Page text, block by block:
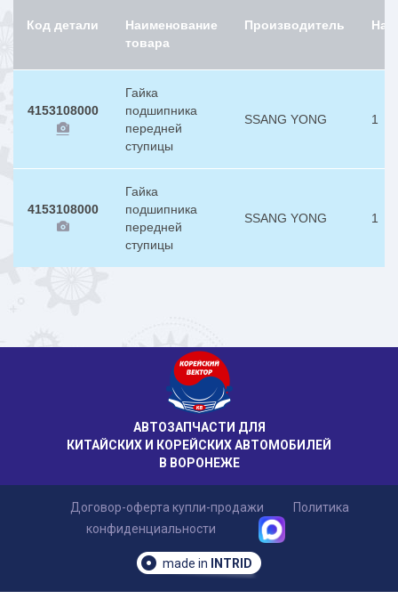
Код детали
Наименование
товара
Производитель
4153108000
Гайка
подшипника
передней
ступицы
SSANG YONG 1
4153108000
Гайка
подшипника
передней
ступицы
SSANG YONG 1
АВТОЗАПЧАСТИ ДЛЯ
КИТАЙСКИХ И КОРЕЙСКИХ АВТОМОБИЛЕЙ
В ВОРОНЕЖЕ
Договор-оферта купли-продажи
Политика
конфиденциальности
made in INTRID